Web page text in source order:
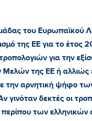
του Ευρωπαϊκού
της ΕΕ για το έτος
για την
της ΕΕ ή αλλιώς
την αρνητική ψήφο
δεκτές οι
των ελληνικών